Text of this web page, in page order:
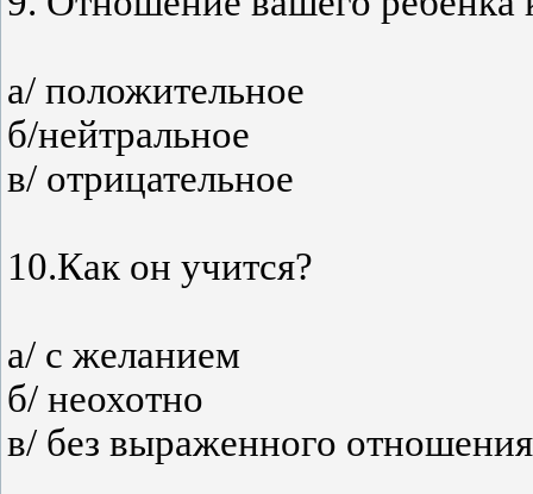
а/ положительное
б/нейтральное
в/ отрицательное
10.Как он учится?
а/ с желанием
б/ неохотно
в/ без выраженного отношения